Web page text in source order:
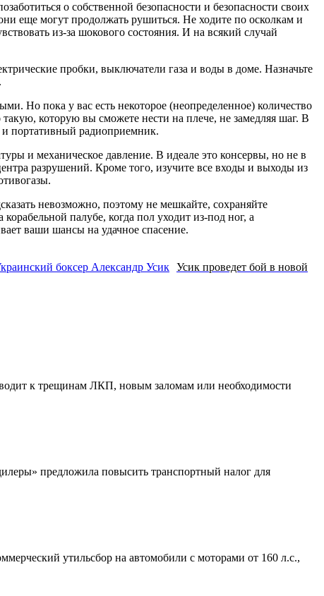
о собственной безопасности и безопасности своих
еще могут продолжать рушиться. Не ходите по осколкам и
из-за шокового состояния. И на всякий случай
пробки, выключатели газа и воды в доме. Назначьте
Но пока у вас есть некоторое (неопределенное) количество
которую вы сможете нести на плече, не замедляя шаг. В
портативный радиоприемник.
и механическое давление. В идеале это консервы, но не в
разрушений. Кроме того, изучите все входы и выходы из
невозможно, поэтому не мешкайте, сохраняйте
палубе, когда пол уходит из-под ног, а
ваши шансы на удачное спасение.
Усик проведет бой в новой
к трещинам ЛКП, новым заломам или необходимости
предложила повысить транспортный налог для
утильсбор на автомобили с моторами от 160 л.с.,